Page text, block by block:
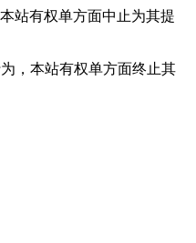
站有权单方面中止为其提
，本站有权单方面终止其